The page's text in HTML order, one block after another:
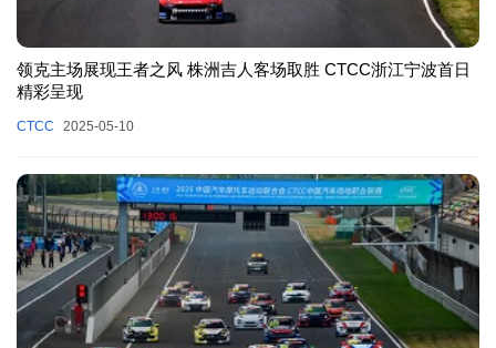
领克主场展现王者之风 株洲吉人客场取胜 CTCC浙江宁波首日
精彩呈现
CTCC 2025-05-10